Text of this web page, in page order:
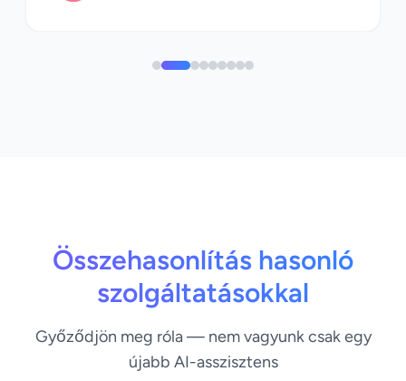
Összehasonlítás hasonló
szolgáltatásokkal
Győződjön meg róla — nem vagyunk csak egy
újabb AI-asszisztens